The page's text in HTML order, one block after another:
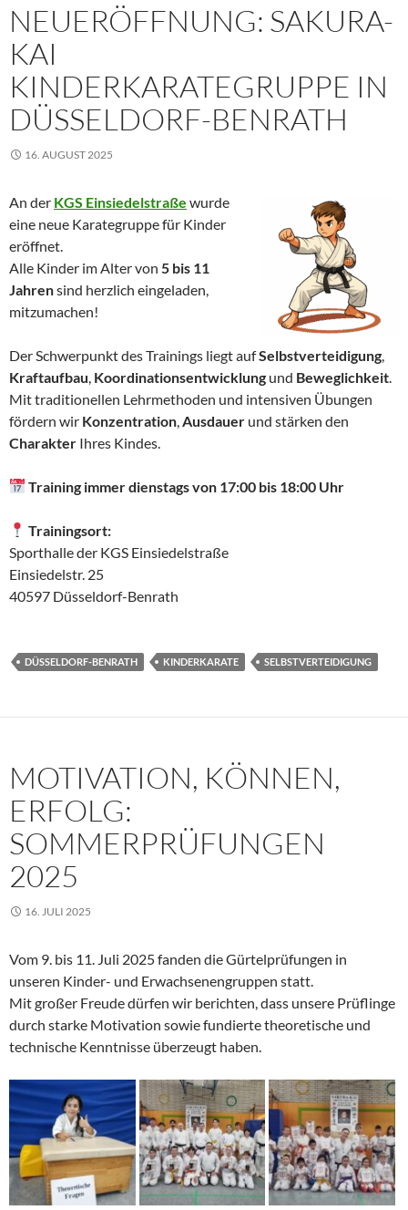
NEUERÖFFNUNG: SAKURA-
KAI
KINDERKARATEGRUPPE IN
DÜSSELDORF-BENRATH
16. AUGUST 2025
An der KGS Einsiedelstraße wurde
eine neue Karategruppe für Kinder
eröffnet.
Alle Kinder im Alter von 5 bis 11
Jahrensind herzlich eingeladen,
mitzumachen!
Der Schwerpunkt des Trainings liegt aufSelbstverteidigung
Kraftaufbau Koordinationsentwicklung und Beweglichkeit
Mit traditionellen Lehrmethoden und intensiven Übungen
fördern wir Konzentration Ausdauer und stärken den
Charakter Ihres Kindes.
Training immer dienstags von 17:00 bis 18:00 Uhr
Trainingsort:
Sporthalle der KGS Einsiedelstraße
Einsiedelstr. 25
40597 Düsseldorf-Benrath
DÜSSELDORF-BENRATH KINDERKARATE SELBSTVERTEIDIGUNG
MOTIVATION, KÖNNEN,
ERFOLG:
SOMMERPRÜFUNGEN
2025
16. JULI 2025
Vom 9. bis 11. Juli 2025 fanden die Gürtelprüfungen in
unseren Kinder- und Erwachsenengruppen statt.
Mit großer Freude dürfen wir berichten, dass unsere Prüflinge
durch starke Motivation sowie fundierte theoretische und
technische Kenntnisse überzeugt haben.